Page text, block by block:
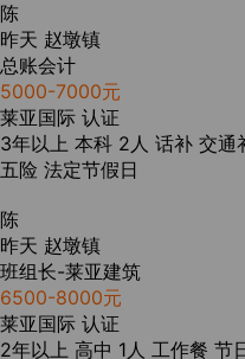
陈
昨天 赵墩镇
总账会计
5000-7000元
莱亚国际 认证
3年以上 本科 2人 话补 交通
五险 法定节假日
陈
昨天 赵墩镇
班组长-莱亚建筑
6500-8000元
莱亚国际 认证
2年以上 高中 1人 工作餐 节